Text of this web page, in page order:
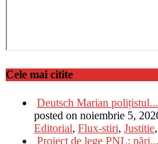
Cele mai citite
Deutsch Marian polițistul...
posted on noiembrie 5,
Editorial, Flux-stiri, Justitie,
Proiect de lege PNL: pări...